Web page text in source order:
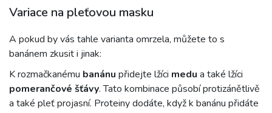
Variace na pleťovou masku
A pokud by vás tahle varianta omrzela, můžete to s
banánem zkusit i jinak:
K rozmačkanému banánu přidejte lžíci medu a také lžíci
pomerančové šťávy. Tato kombinace působí protizánětlivě
a také pleť projasní. Proteiny dodáte, když k banánu přidáte